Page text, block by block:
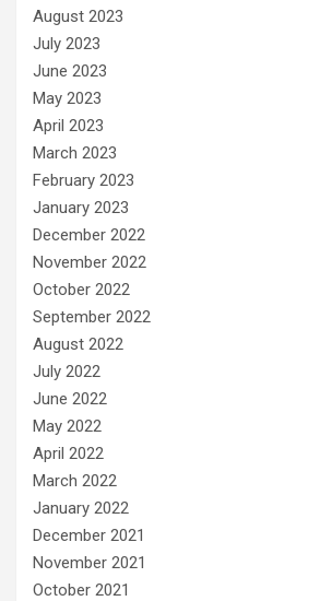
August 2023
July 2023
June 2023
May 2023
April 2023
March 2023
February 2023
January 2023
December 2022
November 2022
October 2022
September 2022
August 2022
July 2022
June 2022
May 2022
April 2022
March 2022
January 2022
December 2021
November 2021
October 2021